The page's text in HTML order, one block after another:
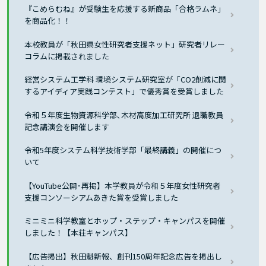
『こめらむね』が受験生を応援する新商品「合格ラムネ」
を商品化！！
本校教員が「秋田県女性研究者支援ネット」研究者リレー
コラムに掲載されました
経営システム工学科 環境システム研究室が「CO2削減に関
するアイディア実践コンテスト」で優秀賞を受賞しました
令和５年度生物資源科学部､木材高度加工研究所 退職教員
記念講演会を開催します
令和5年度システム科学技術学部「最終講義」の開催につ
いて
【YouTube公開･再掲】本学教員が令和５年度女性研究者
支援コンソーシアムあきた賞を受賞しました
ミニミニ科学教室とホップ・ステップ・キャンパスを開催
しました！【本荘キャンパス】
【広告掲出】秋田魁新報、創刊150周年記念広告を掲出し